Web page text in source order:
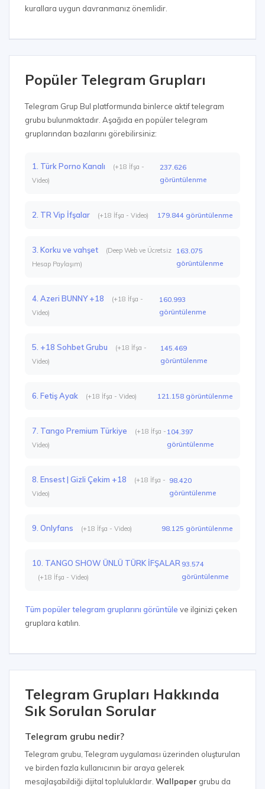
kurallara uygun davranmanız önemlidir.
Popüler Telegram Grupları
Telegram Grup Bul platformunda binlerce aktif telegram
grubu bulunmaktadır. Aşağıda en popüler telegram
gruplarından bazılarını görebilirsiniz:
1. Türk Porno Kanalı
(+18 İfşa -
Video)
237.626
görüntülenme
2. TR Vip İfşalar (+18 İfşa - Video) 179.844 görüntülenme
3. Korku ve vahşet
(Deep Web ve Ücretsiz
Hesap Paylaşım)
163.075
görüntülenme
4. Azeri BUNNY +18
(+18 İfşa -
Video)
160.993
görüntülenme
5. +18 Sohbet Grubu
(+18 İfşa -
Video)
145.469
görüntülenme
6. Fetiş Ayak (+18 İfşa - Video) 121.158 görüntülenme
7. Tango Premium Türkiye
(+18 İfşa -
Video)
104.397
görüntülenme
8. Ensest | Gizli Çekim +18
(+18 İfşa -
Video)
98.420
görüntülenme
9. Onlyfans (+18 İfşa - Video) 98.125 görüntülenme
10. TANGO SHOW ÜNLÜ TÜRK İFŞALAR
(+18 İfşa - Video)
93.574
görüntülenme
Tüm popüler telegram gruplarını görüntüle ve ilginizi çeken
gruplara katılın.
Telegram Grupları Hakkında
Sık Sorulan Sorular
Telegram grubu nedir?
Telegram grubu, Telegram uygulaması üzerinden oluşturulan
ve birden fazla kullanıcının bir araya gelerek
mesajlaşabildiği dijital topluluklardır. Wallpaper grubu da